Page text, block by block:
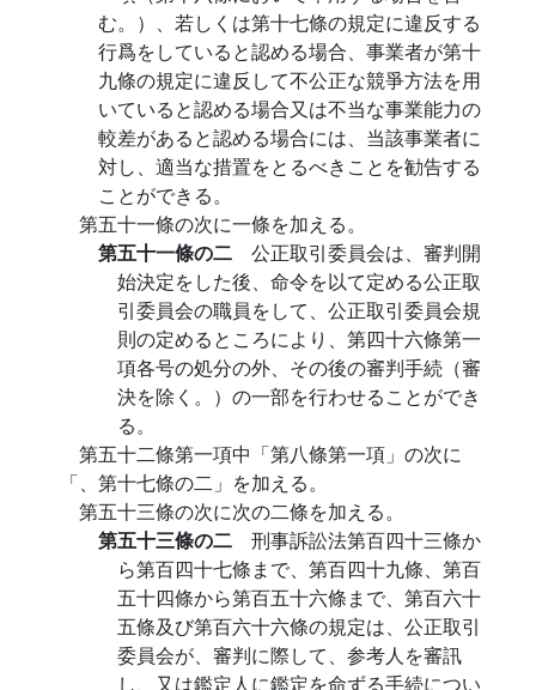
む。）、若しくは第十七條の規定に違反する
行爲をしていると認める場合、事業者が第十
九條の規定に違反して不公正な競爭方法を用
いていると認める場合又は不当な事業能力の
較差があると認める場合には、当該事業者に
対し、適当な措置をとるべきことを勧告する
ことができる。
第五十一條の次に一條を加える。
第五十一條の二 公正取引委員会は、審判開
始決定をした後、命令を以て定める公正取
引委員会の職員をして、公正取引委員会規
則の定めるところにより、第四十六條第一
項各号の処分の外、その後の審判手続（審
決を除く。）の一部を行わせることができ
る。
第五十二條第一項中「第八條第一項」の次に
「、第十七條の二」を加える。
第五十三條の次に次の二條を加える。
第五十三條の二 刑事訴訟法第百四十三條か
ら第百四十七條まで、第百四十九條、第百
五十四條から第百五十六條まで、第百六十
五條及び第百六十六條の規定は、公正取引
委員会が、審判に際して、参考人を審訊
し、又は鑑定人に鑑定を命ずる手続につい